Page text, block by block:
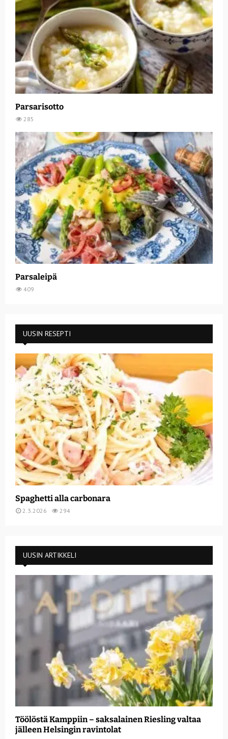
Parsarisotto
285
Parsaleipä
409
UUSIN RESEPTI
Spaghetti alla carbonara
2.3.2026 294
UUSIN ARTIKKELI
Töölöstä Kamppiin – saksalainen Riesling valtaa
jälleen Helsingin ravintolat